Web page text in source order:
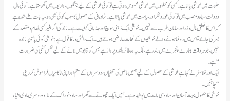
جلوت میں خوشی پاتا ہے۔ کسی کو محفلوں میں خوشی محسوس ہوتی ہے تو کوئی خوشی کے لیے جنگلوں، وادیوں میں گھومتا ہے۔ کوئی مال
ودولت ، جاہ و منصب میں تو کوئی غور و فکر اور سیاحت میں خوشی پاتا ہے۔ شادمانی کے حصول کا سبب کوئی بھی ہو، یہ بات طے شدہ ہے
کہ اس کا تعلق مال و زر اور سامان طرب سے نہیں۔ خوشی ایک ذہنی سوچ اور جذباتی کیفیت ہے۔ زندگی اگر بغیر کسی نظام و مقصد کے
بسر کی جائےتو اس میں رونما ہونے والے خوشیوں کے لمحات عارضی ہوتے ہیں۔ ایک دانش ور کا قول ہے: خوشی کوئی پالتو پر زندہ
نہیں، جو ہر وقت ہمارے پنجرے میں بند رہے، بلکہ یہ وہ طائر بلند و پرواز ہے جس کو قابو میں لانے کے لیے نفس کشی کی ضرورت
ہے۔“
ایک اور فلاسفر نے کہا ہے خوشی کے حصول کے لیے ہمیں ماضی کی تلخیاں، دوسروں کے ستم اور اپنی ناکامیاں فراموش کر دینی
چاہئیں۔“
خوشی کا حصول بہت آسان اور سادہ سی بات میں پوشیدہ ہے۔ ہمیں ایک چھوٹے سے گھر اور سادہ خوراک کے علاوہ دوسری مادی اشیاء